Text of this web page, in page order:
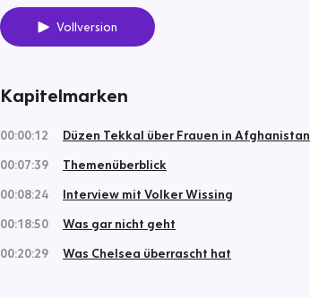
Vollversion
Kapitelmarken
00:00:12
Düzen Tekkal über Frauen in Afghanistan
00:07:39
Themenüberblick
00:08:24
Interview mit Volker Wissing
00:18:50
Was gar nicht geht
00:20:29
Was Chelsea überrascht hat